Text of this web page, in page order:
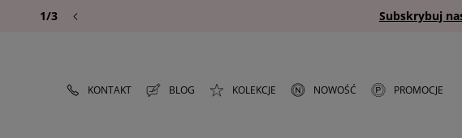
Subskrybuj
1/3
KONTAKT BLOG KOLEKCJE NOWOŚĆ
PROMOCJE